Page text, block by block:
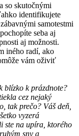
so skutočnými
identifikujete
samotestmi
seba aj
aj možnosti.
iného radí, ako
vám oživiť
blízko k prázdnote?
cez nejaký
tak prečo? Váš deň,
vyzerá
ste na upíra, ktorého
sny a